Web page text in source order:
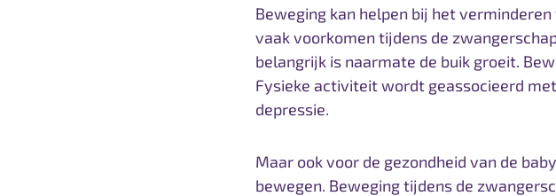
Beweging kan helpen bij het
vaak voorkomen tijdens de
belangrijk is naarmate de buik groeit.
Fysieke activiteit wordt geassocieerd
depressie.
Maar ook voor de gezondheid van de
bewegen. Beweging tijdens de